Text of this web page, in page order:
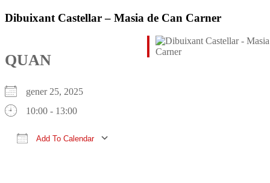
Dibuixant Castellar – Masia de Can Carner
QUAN
gener 25, 2025
10:00 - 13:00
Add To Calendar